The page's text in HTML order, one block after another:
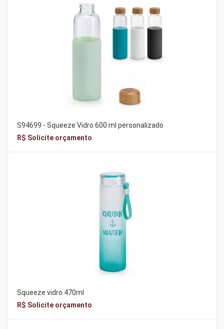
S94699 - Squeeze Vidro 600 ml personalizado
R$ Solicite orçamento
Squeeze vidro 470ml
R$ Solicite orçamento